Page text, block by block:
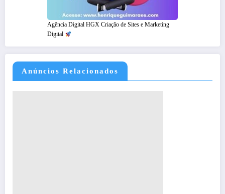
Agência Digital HGX Criação de Sites e Marketing
Digital
Anúncios Relacionados